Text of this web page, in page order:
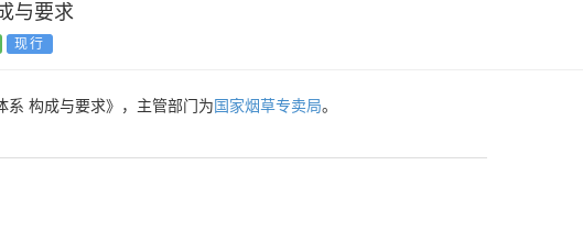
与要求
现行
系 构成与要求》，主管部门为国家烟草专卖局。